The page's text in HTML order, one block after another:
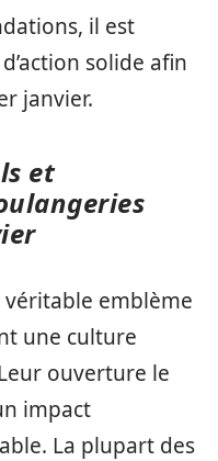
il est
solide afin
janvier.
et
emblème
une culture
ouverture le
impact
La plupart des